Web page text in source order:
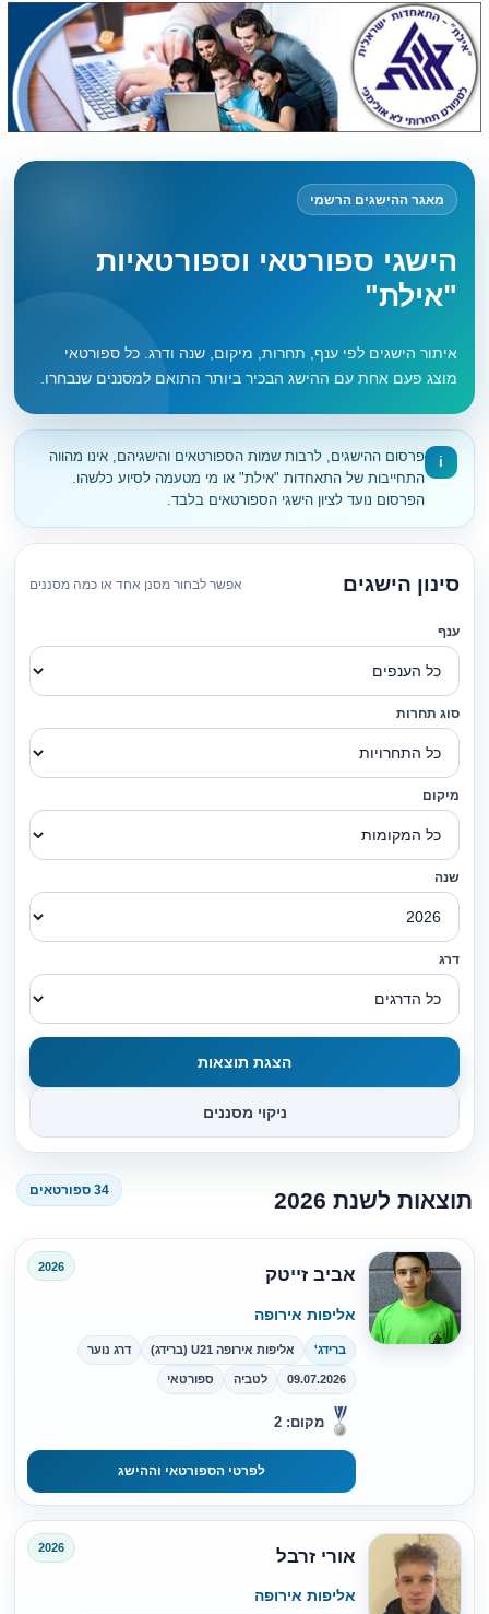
מאגר ההישגים הרשמי
הישגי ספורטאי וספורטאיות
"אילת"
איתור הישגים לפי ענף, תחרות, מיקום, שנה ודרג. כל ספורטאי
מוצג פעם אחת עם ההישג הבכיר ביותר התואם למסננים שנבחרו.
i
פרסום ההישגים, לרבות שמות הספורטאים והישגיהם, אינו מהווה
התחייבות של התאחדות "אילת" או מי מטעמה לסיוע כלשהו.
הפרסום נועד לציון הישגי הספורטאים בלבד.
סינון הישגים אפשר לבחור מסנן אחד או כמה מסננים
ענף
סוג תחרות
מיקום
שנה
דרג
הצגת תוצאות
ניקוי מסננים
תוצאות לשנת 2026 34 ספורטאים
אביב זייטק 2026
אליפות אירופה
ברידג' אליפות אירופה U21 (ברידג) דרג נוער
09.07.2026 לטביה ספורטאי
מקום: 2
לפרטי הספורטאי וההישג
אורי זרבל 2026
אליפות אירופה